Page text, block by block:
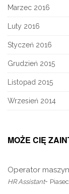
Marzec 2016
Luty 2016
Styczeń 2016
Grudzień 2015
Listopad 2015
Wrzesień 2014
MOŻE CIĘ
Operator maszyn
HR Assistant-